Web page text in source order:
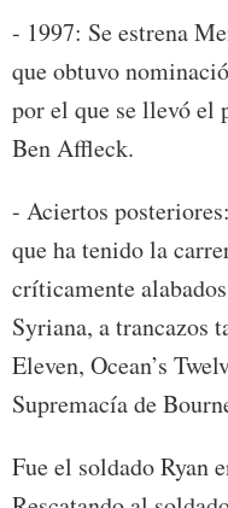
- 1997: Se estrena
que obtuvo
por el que se llevó
Ben Affleck.
- Aciertos
que ha tenido la
críticamente
Syriana, a trancazos
Eleven, Ocean’s
Supremacía de
Fue el soldado Ryan